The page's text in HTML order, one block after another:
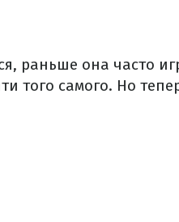
раньше она часто
того самого. Но